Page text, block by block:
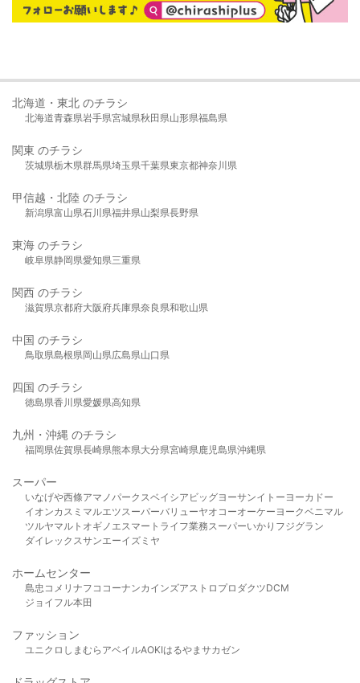
北海道・東北 のチラシ
北海道青森県岩手県宮城県秋田県山形県福島県
関東 のチラシ
茨城県栃木県群馬県埼玉県千葉県東京都神奈川県
甲信越・北陸 のチラシ
新潟県富山県石川県福井県山梨県長野県
東海 のチラシ
岐阜県静岡県愛知県三重県
関西 のチラシ
滋賀県京都府大阪府兵庫県奈良県和歌山県
中国 のチラシ
鳥取県島根県岡山県広島県山口県
四国 のチラシ
徳島県香川県愛媛県高知県
九州・沖縄 のチラシ
福岡県佐賀県長崎県熊本県大分県宮崎県鹿児島県沖縄県
スーパー
いなげや西條アマノパークスベイシア ビッグヨーサンイトーヨーカドー
イオンカスミ マルエツスーパーバリューヤオコーオーケー ヨークベニマル
ツルヤマルト オギノ エスマート ライフ業務スーパーいかり フジグラン
ダイレックスサンエーイズミヤ
ホームセンター
島忠 コメリ ナフコ コーナンカインズアストロプロダクツDCM
ジョイフル本田
ファッション
ユニクロ しまむら アベイルAOKIはるやま サカゼン